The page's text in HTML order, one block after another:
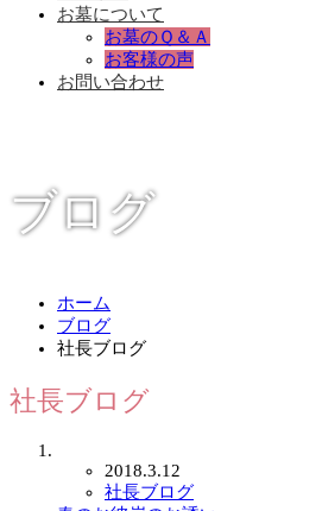
お墓について
お墓のＱ＆Ａ
お客様の声
お問い合わせ
ブログ
ホーム
ブログ
社長ブログ
社長ブログ
2018.3.12
社長ブログ